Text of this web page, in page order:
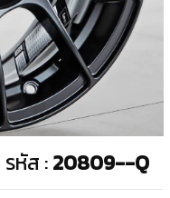
รหัส :20809--Q